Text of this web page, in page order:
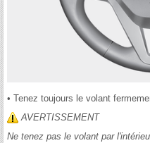
• Tenez toujours le volant
AVERTISSEMENT
Ne tenez pas le volant par